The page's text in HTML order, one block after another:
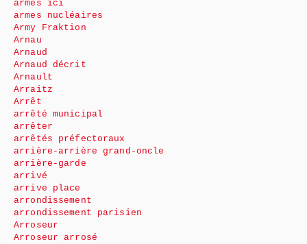
armes ici
armes nucléaires
Army Fraktion
Arnau
Arnaud
Arnaud décrit
Arnault
Arraitz
Arrêt
arrêté municipal
arrêter
arrêtés préfectoraux
arrière-arrière grand-oncle
arrière-garde
arrivé
arrive place
arrondissement
arrondissement parisien
Arroseur
Arroseur arrosé